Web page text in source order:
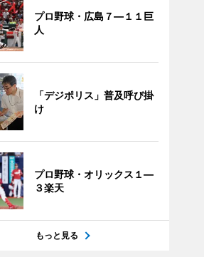
プロ野球・広島７―１１巨
人
「デジポリス」普及呼び掛
け
プロ野球・オリックス１―
３楽天
もっと見る